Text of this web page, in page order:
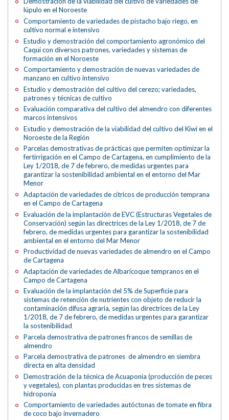
lúpulo en el Noroeste
Comportamiento de variedades de pistacho bajo riego, en
cultivo normal e intensivo
Estudio y demostración del comportamiento agronómico del
Caqui con diversos patrones, variedades y sistemas de
formación en el Noroeste
Comportamiento y demostración de nuevas variedades de
manzano en cultivo intensivo
Estudio y demostración del cultivo del cerezo; variedades,
patrones y técnicas de cultivo
Evaluación comparativa del cultivo del almendro con diferentes
marcos intensivos
Estudio y demostración de la viabilidad del cultivo del Kiwi en el
Noroeste de la Región
Parcelas demostrativas de prácticas que permiten optimizar la
fertirrigación en el Campo de Cartagena, en cumplimiento de la
Ley 1/2018, de 7 de febrero, de medidas urgentes para
garantizar la sostenibilidad ambiental en el entorno del Mar
Menor
Adaptación de variedades de cítricos de producción temprana
en el Campo de Cartagena
Evaluación de la implantación de EVC (Estructuras Vegetales de
Conservación) según las directrices de la Ley 1/2018, de 7 de
febrero, de medidas urgentes para garantizar la sostenibilidad
ambiental en el entorno del Mar Menor
Productividad de nuevas variedades de almendro en el Campo
de Cartagena
Adaptación de variedades de Albaricoque tempranos en el
Campo de Cartagena
Evaluación de la implantación del 5% de Superficie para
sistemas de retención de nutrientes con objeto de reducir la
contaminación difusa agraria, según las directrices de la Ley
1/2018, de 7 de febrero, de medidas urgentes para garantizar
la sostenibilidad
Parcela demostrativa de patrones francos de semillas de
almendro
Parcela demostrativa de patrones de almendro en siembra
directa en alta densidad
Demostración de la técnica de Acuaponia (producción de peces
y vegetales), con plantas producidas en tres sistemas de
hidroponía
Comportamiento de variedades autóctonas de tomate en fibra
de coco bajo invernadero